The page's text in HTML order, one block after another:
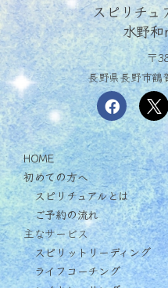
スピリチュ
水野
〒
長野県長野市鶴
HOME
初めての方へ
スピリチュアルとは
ご予約の流れ
主なサービス
スピリットリーディング
ライフコーチング